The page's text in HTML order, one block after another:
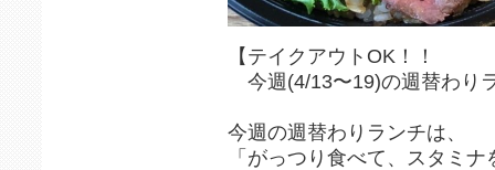
【テイクアウトOK！！
今週(4/13〜19)の週替わり
今週の週替わりランチは、
「がっつり食べて、スタミ